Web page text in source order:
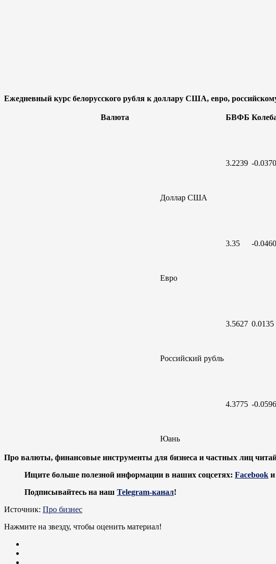
Ежедневный курс белорусского рубля к доллару США, евро,
Валюта БВФБ
Доллар США
3.2239 -0.0370
Евро
3.35 -0.0460
Российский рубль
3.5627 0.0135
Юань
4.3775 -0.0596
Про валюты, финансовые инструменты для бизнеса и частных лиц
Ищите больше полезной информации в наших соцсетях: Facebook и
Подписывайтесь на наш Telegram-канал!
Источник: Про бизнес
Нажмите на звезду, чтобы оценить материал!